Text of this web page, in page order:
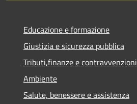
Educazione e formazione
Giustizia e sicurezza pubblica
Tributi,finanze e contravvenzioni
Ambiente
Salute, benessere e assistenza